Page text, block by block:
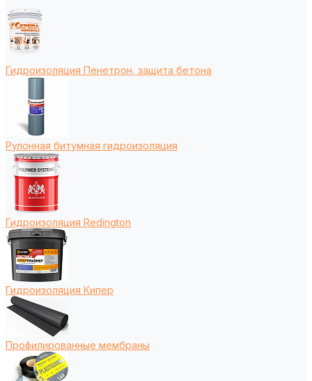
Гидроизоляция Пенетрон, защита бетона
Рулонная битумная гидроизоляция
Гидроизоляция Redington
Гидроизоляция Кипер
Профилированные мембраны